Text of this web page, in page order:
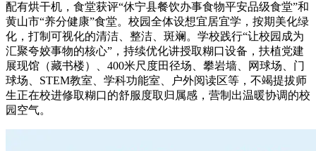
配有烘干机，食堂获评“休宁县餐饮办事食物平安品级食堂”和
黄山市“养分健康”食堂。校园全体设想宜居宜学，按期美化绿
化，打制可视化的清洁、整洁、斑斓。学校践行“让校园成为
汇聚夸姣事物的核心”，持续优化讲授取糊口设备，扶植党建
展现馆（藏书楼）、400米尺度田径场、攀岩墙、网球场、门
球场、STEM教室、学科功能室、户外阅读区等，不竭提拔师
生正在校进修取糊口的舒服度取归属感，营制出温暖协调的校
园空气。